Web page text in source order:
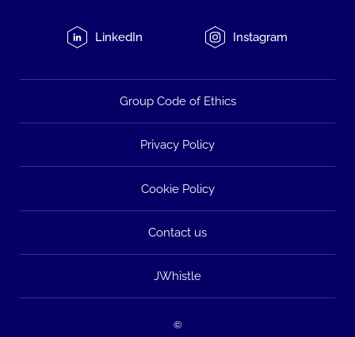
LinkedIn Instagram
Group Code of Ethics
Privacy Policy
Cookie Policy
Contact us
JWhistle
©